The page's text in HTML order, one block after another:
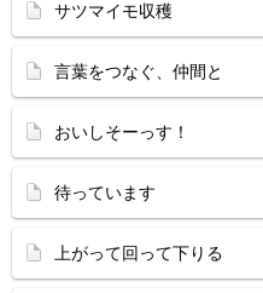
サツマイモ収穫
言葉をつなぐ、仲間と
おいしそーっす！
待っています
上がって回って下りる